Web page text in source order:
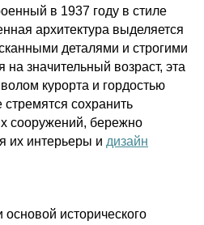
в 1937 году в стиле
архитектура выделяется
деталями и строгими
значительный возраст, эта
курорта и гордостью
сохранить
сооружений, бережно
их интерьеры и дизайн
исторического